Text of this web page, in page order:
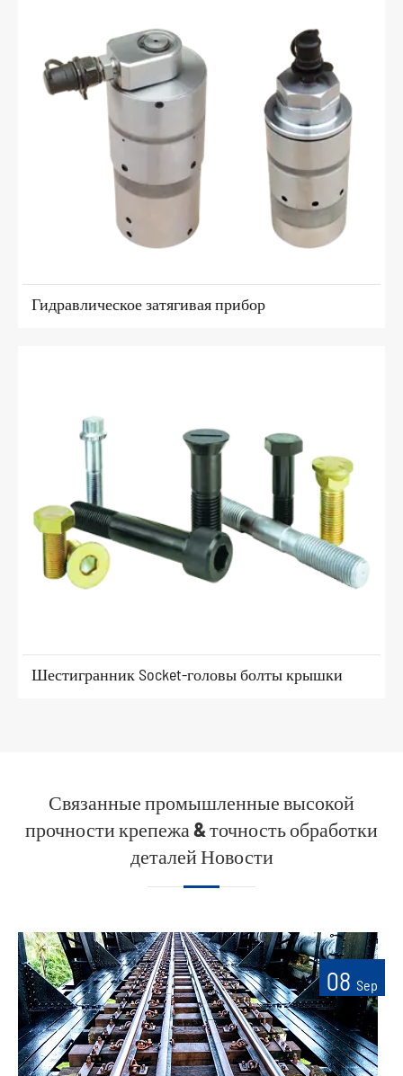
Гидравлическое затягивая прибор
Шестигранник Socket-головы болты крышки
Связанные промышленные высокой
прочности крепежа & точность обработки
деталей Новости
08 Sep